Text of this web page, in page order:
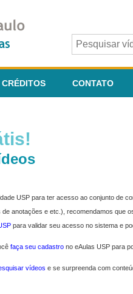
CRÉDITOS CONTATO
USP para ter acesso ao conjunto de
anotações e etc.), recomendamos que
para validar seu acesso no sistema e
faça seu cadastro no eAulas USP para
vídeos e se surpreenda com